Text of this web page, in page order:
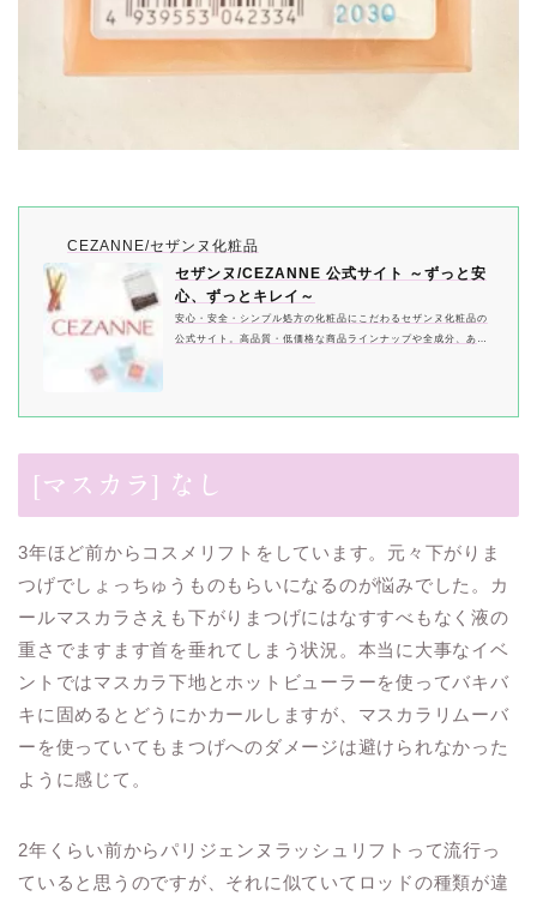
CEZANNE/セザンヌ化粧品
セザンヌ/CEZANNE 公式サイト ～ずっと安
心、ずっとキレイ～
安心・安全・シンプル処方の化粧品にこだわるセザンヌ化粧品の
公式サイト。高品質・低価格な商品ラインナップや全成分、あな
[マスカラ] なし
3年ほど前からコスメリフトをしています。元々下がりま
つげでしょっちゅうものもらいになるのが悩みでした。カ
ールマスカラさえも下がりまつげにはなすすべもなく液の
重さでますます首を垂れてしまう状況。本当に大事なイベ
ントではマスカラ下地とホットビューラーを使ってバキバ
キに固めるとどうにかカールしますが、マスカラリムーバ
ーを使っていてもまつげへのダメージは避けられなかった
ように感じて。
2年くらい前からパリジェンヌラッシュリフトって流行っ
ていると思うのですが、それに似ていてロッドの種類が違